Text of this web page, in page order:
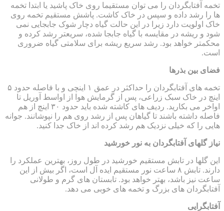
تخمه آفتابگردان را می توان مستقیما روی خاک پاشید یا ابتدا تخمه
ها را رشد داده و سپس در خاک کاشت. پاشش مستقیم تخمه روی
خاک اولویت دارد زیرا در این حالت گیاه دچار شوک جابجایی نمی
شود و ریشه در مقایسه با گیاه جابجا شده، سریعتر رشد کرده و
محکمتر خواهد بود. رشد سریع ریشه برای سلامتی گیاه ضروری
است.
فضای بین بذرها
تخمه های آفتابگردان را حداکثر در عمق ۱ اینچی و با فاصله حدود ۵
اینچ در خاک سبک زراعی، پس از گرمایش هوا از اواسط آوریل تا
اواخر می بکارید. ردیف های کاشته شده باید حدود ۳۰ اینچ از هم
فاصله داشته باشند تا گیاهان پس از رشد روی هم را نپوشانند. جوانه
هایی را که خیلی نزدیک هم رشد کرده اند از خاک جدا کنید.
نیاز گلهای آفتابگردان به نور خورشید
این گلها در تابش مستقیم خورشید در طول روز، بهترین عملکرد را
دارند. تابش ۸ ساعت نور مستقیم ایده آل است، اگر بیش از این
ساعت نیز باشد، بهتر خواهد بود. تابستان های گرم و طولانی
آفتابگردان های بزرگ و تخمه های خوبی می دهد.
آفتابگرایی